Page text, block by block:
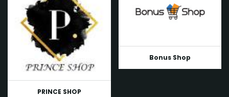
PRINCE SHOP
Bonus Shop